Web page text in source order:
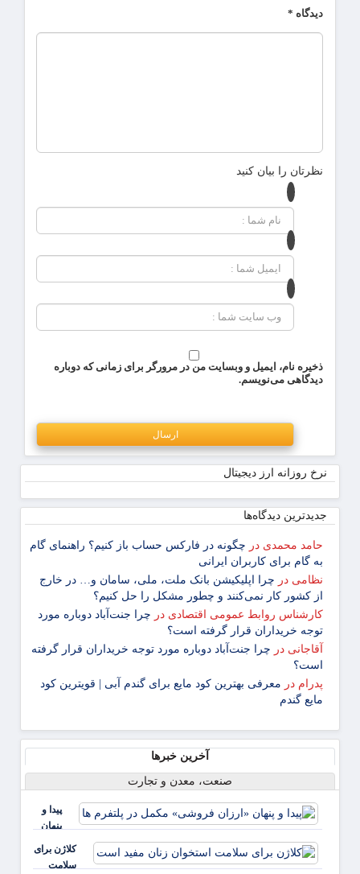
دیدگاه *
نظرتان را بیان کنید
ذخیره نام، ایمیل و وبسایت من در مرورگر برای زمانی که دوباره
دیدگاهی می‌نویسم.
نرخ روزانه ارز دیجیتال
جدیدترین دیدگاه‌‌ها
حامد محمدی در چگونه در فارکس حساب باز کنیم؟ راهنمای گام
‌به ‌گام برای کاربران ایرانی
نظامی در چرا اپلیکیشن بانک ملت، ملی، سامان و… در خارج
از کشور کار نمی‌کنند و چطور مشکل را حل کنیم؟
کارشناس روابط عمومی اقتصادی در چرا جنت‌آباد دوباره مورد
توجه خریداران قرار گرفته است؟
آقاجانی در چرا جنت‌آباد دوباره مورد توجه خریداران قرار گرفته
است؟
پدرام در معرفی بهترین کود مایع برای گندم آبی | قویترین کود
مایع گندم
آخرین خبرها
صنعت، معدن و تجارت
پیدا و
پنهان
«ارزان
فروشی»
کلاژن برای
سلامت